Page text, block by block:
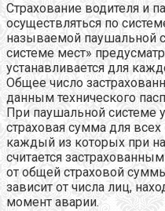
Страхование водителя и
осуществляться по
называемой паушальной
системе мест»
устанавливается для
Общее число
данным технического
При паушальной системе
страховая сумма для
каждый из которых при
считается
от общей страховой
зависит от числа лиц,
момент аварии.